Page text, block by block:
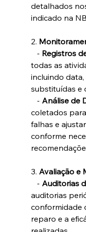
detalhados
indicado na
2.
- Registros
todas as
incluindo
substituídas e
- Análise de
coletados
falhas e
conforme
3. Avaliação e
- Auditorias
auditorias
conformidade
reparo e a